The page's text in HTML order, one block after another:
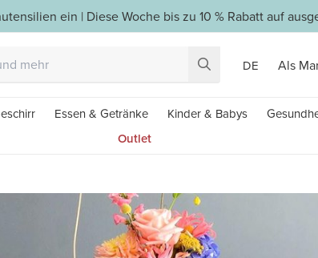
ein | Diese Woche bis zu 10 % Rabatt auf
DE Als
Essen & Getränke Kinder & Babys
Outlet